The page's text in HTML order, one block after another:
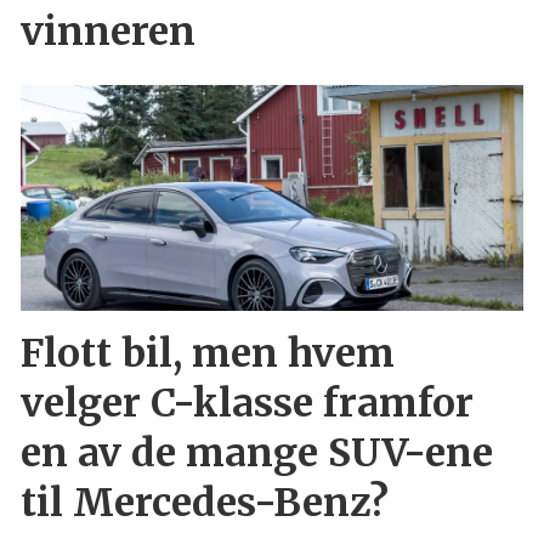
vinneren
Flott bil, men hvem
velger C-klasse framfor
en av de mange SUV-ene
til Mercedes-Benz?